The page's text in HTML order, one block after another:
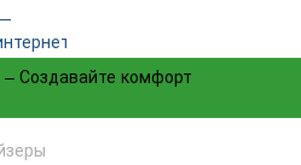
Создавайте комфорт